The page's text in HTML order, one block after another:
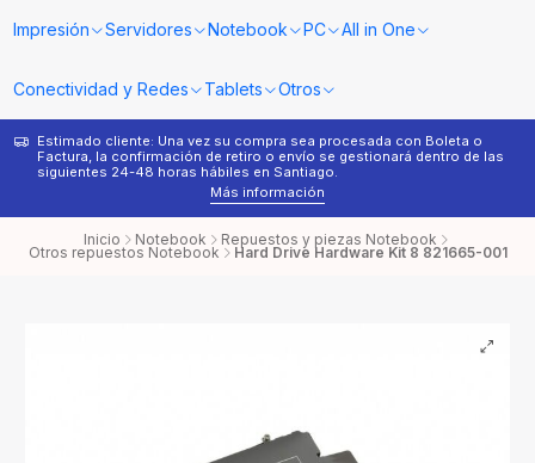
Impresión Servidores Notebook PC All in One
Conectividad y Redes Tablets Otros
Estimado cliente: Una vez su compra sea procesada con Boleta o
Factura, la confirmación de retiro o envío se gestionará dentro de las
siguientes 24-48 horas hábiles en Santiago.
Más información
Inicio Notebook Repuestos y piezas Notebook
Otros repuestos Notebook Hard Drive Hardware Kit 8 821665-001